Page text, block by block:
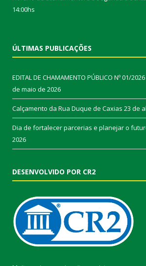
14:00hs
ÚLTIMAS PUBLICAÇÕES
EDITAL DE CHAMAMENTO PÚBLICO Nº 01/
de maio de 2026
Calçamento da Rua Duque de Caxias 23 de
Dia de fortalecer parcerias e planejar o
2026
DESENVOLVIDO POR CR2